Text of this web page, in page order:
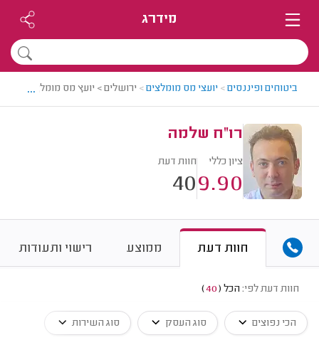
מידרג
ביטוחים ופיננסים> יועצי מס מומלצים> ירושלים > יועץ מס מומלץ -
...
רו"ח שלמה
ציון כללי
9.90
חוות דעת
40
חוות דעת ממוצע רישוי ותעודות
חוות דעת לפי: הכל (
40
)
הכי נפוצים סוג העסק סוג השירות